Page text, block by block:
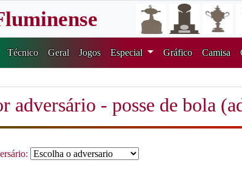
Técnico Geral Jogos Especial Gráfico Camisa
adversário - posse de bola